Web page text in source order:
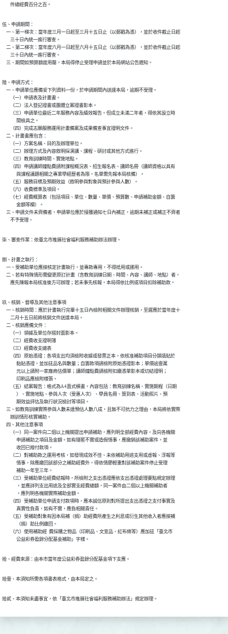
        件總經費百分之百。
伍、申請期間：
    一、第一梯次：當年度三月一日起至三月十五日止（以郵戳為憑），並於收件截止日起
        三十日內統一進行審查。
    二、第二梯次：當年度六月一日起至六月十五日止（以郵戳為憑），並於收件截止日起
        三十日內統一進行審查。
    三、期間如預算額度用罄，本局得停止受理申請並於本局網站公告週知。
陸、申請方式：
    一、申請單位應備妥下列資料一份，於申請期間內送達本局，逾期不受理。
        （一）申請表及計畫書。
        （二）法人登記證書或團體立案證書影本。
        （三）申請單位最近二年服務內容及績效報告。但成立未滿二年者，得依其設立時
              間檢具之。
        （四）完成志願服務運用計畫備案及成果備查事宜證明文件。
    二、計畫書應包含：
        （一）方案名稱、目的及辦理單位。
        （二）辦理方式及內容敘明採演講、課程、研討或其他方式進行。
        （三）教育訓練時間、實施地點。
        （四）申請講師鐘點費請附課程概況表、招生報名表、講師名冊（講師資格以具有
              與課程議題相關之專業學經歷者為限，名單需先報本局核備）。
        （五）服務目標及預期效益（敘明參與對象與預計參與人數）。
        （六）收費標準及項目。
        （七）經費概算表（包括項目、單位、數量、單價、預算數、申請補助金額、自籌
              金額等欄）。
    三、申請文件未齊備者，申請單位應於接獲通知七日內補正，逾期未補正或補正不齊者
        不予受理。
柒、審查作業：依臺北市推展社會福利服務補助辦法辦理。
捌、計畫之執行：
    一、受補助單位應按核定計畫執行，並專款專用，不得抵用或挪用。
    二、若有特殊情形需變更原訂計畫（含教育訓練日期、時間、內容、講師、地點）者，
        應先陳報本局核准後方可辦理；若未事先核報，本局得依比例或項目扣除補助款。
玖、核銷、督導及其他注意事項
    一、核銷時間：應於計畫執行完畢十五日內檢附相關文件辦理核銷，至遲應於當年度十
        二月十五日前將核銷文件送達本局。
    二、核銷應備文件：
        （一）領據及單位存摺封面影本。
        （二）經費收支證明簿
        （三）經費收支總表
        （四）原始憑證：各項支出均須檢附收據或發票正本，依核准補助項目分類填貼於
              黏貼憑證，並加註品名與數量；自籌款項請檢附原始憑證影本；單價逾壹萬
              元以上請附一家廠商估價單；講師鐘點費請檢附扣繳憑單影本或切結證明；
              印刷品應檢附樣張。
        （五）結案報告：格式為A4直式橫書，內容包括：教育訓練名稱、實施期程（日期
              ）、實施地點、參與人次（受惠人次）、學員名冊、簽到表、活動照片、預
              期效益評估及執行狀況檢討等項目。
    三、如教育訓練實際參與人數未達預估人數八成，且無不可抗力之理由，本局將依實際
        辦訓情形核實補助。
    四、其他注意事項
        （一）同一案件向二個以上機關提出申請補助，應列明全部經費內容，及向各機關
              申請補助之項目及金額。如有隱匿不實或造假情事，應撤銷該補助案件，並
              收回已撥付款項。
        （二）對補助款之運用考核，如發現成效不佳、未依補助用途支用或虛報、浮報等
              情事，除應繳回該部分之補助經費外，得依情節輕重對該補助案件停止受理
              補助一年至三年。
        （三）受補助單位經費結報時，所檢附之支出憑證應依支出憑證處理要點規定辦理
              ，並應詳列支出用途及全部實支經費總額，同一案件由二個以上機關補助者
              ，應列明各機關實際補助金額。
        （四）受補助單位申請支付款項時，應本誠信原則對所提出支出憑證之支付事實及
              真實性負責，如有不實，應負相關責任。
        （五）受補助對象有因本局補（捐）助經費所產生之利息或衍生其他收入者應按補
              （捐）助比例繳回。
        （六）使用補助經  費採購之物品（印刷品、文宣品、紅布條等）應加註「臺北市
              公益彩券盈餘分配基金補助」字樣。
拾、經費來源：由本市當年度公益彩券盈餘分配基金項下支應。
拾壹、本須知所需各項書表格式，由本局定之。
拾貳、本須知未盡事宜，依「臺北市推展社會福利服務補助辦法」規定辦理。